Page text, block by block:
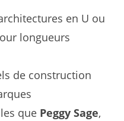
en U ou
longueurs
de construction
que Peggy Sage,